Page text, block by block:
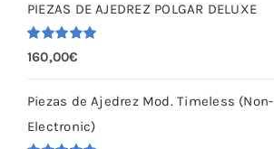
PIEZAS DE AJEDREZ POLGAR DELUXE
Valorado
con 5.00
160,00€
Piezas de Ajedrez Mod. Timeless (Non-
Electronic)